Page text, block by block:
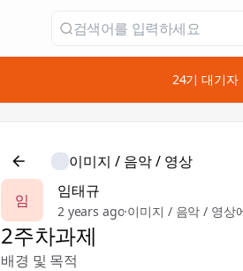
📣 24기 대기
이미지 / 음악 / 영상
임
임태규
2 years ago·이미지 / 음악 / 영상
2주차과제
배경 및 목적